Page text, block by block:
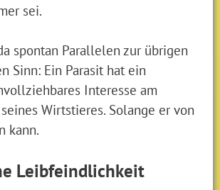
sei.
spontan Parallelen zur übrigen
Sinn: Ein Parasit hat ein
Interesse am
Wirtstieres. Solange er von
kann.
Leibfeindlichkeit